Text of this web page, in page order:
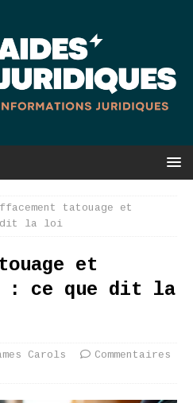
tatouage et
dit la loi
et
: ce que dit la
Carols
Commentaires